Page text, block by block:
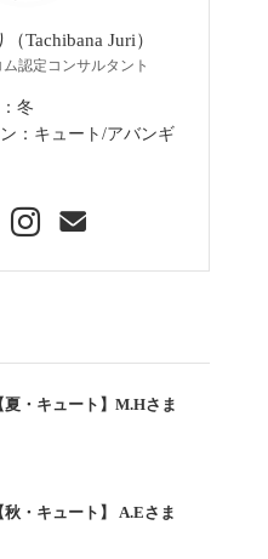
Tachibana Juri）
認定コンサルタント
冬
：キュート/アバンギ
夏・キュート】M.Hさま
秋・キュート】 A.Eさま